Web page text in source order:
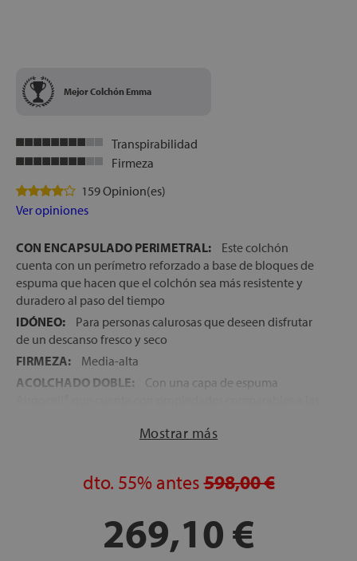
Mejor Colchón Emma
Transpirabilidad
Firmeza
159 Opinion(es)
Ver opiniones
CON ENCAPSULADO PERIMETRAL:
Este colchón
cuenta con un perímetro reforzado a base de bloques de
espuma que hacen que el colchón sea más resistente y
duradero al paso del tiempo
IDÓNEO:
Para personas calurosas que deseen disfrutar
de un descanso fresco y seco
FIRMEZA:
Media-alta
ACOLCHADO DOBLE:
Con una capa de espuma
distribuye la presión de manera homogénea
de 12,5 cm que dotan al colchón de una fantástica
capacidad de transpiración
cremallera que posibilita su lavado siguiendo las
indicaciones del fabricante
Mostrar más
dto. 55% antes598,00 €
269,10 €